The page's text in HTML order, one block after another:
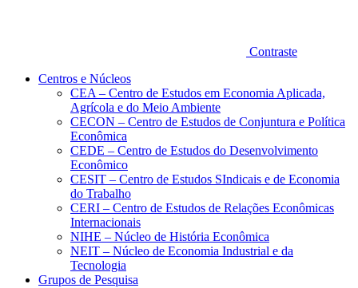
Contraste
Centros e Núcleos
CEA – Centro de Estudos em Economia Aplicada,
Agrícola e do Meio Ambiente
CECON – Centro de Estudos de Conjuntura e Política
Econômica
CEDE – Centro de Estudos do Desenvolvimento
Econômico
CESIT – Centro de Estudos SIndicais e de Economia
do Trabalho
CERI – Centro de Estudos de Relações Econômicas
Internacionais
NIHE – Núcleo de História Econômica
NEIT – Núcleo de Economia Industrial e da
Tecnologia
Grupos de Pesquisa